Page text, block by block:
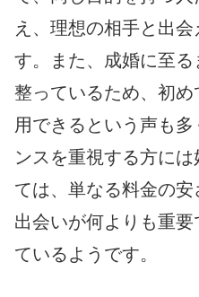
え、理想の相手と出
す。また、成婚に至
整っているため、初め
用できるという声も
ンスを重視する方に
ては、単なる料金の
出会いが何よりも重
ているようです。